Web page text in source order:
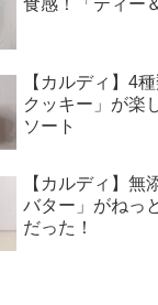
食感！「ティー
【カルディ】4
クッキー」が楽
ソート
【カルディ】無
バター」がねっ
だった！